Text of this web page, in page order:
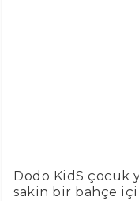
Dodo KidS çocuk
sakin bir bahçe